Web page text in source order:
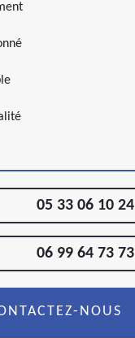
05 33 06 10 24
06 99 64 73 73
NOUS